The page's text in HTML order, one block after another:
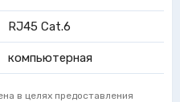
RJ45 Cat.6
компьютерная
в целях предоставления